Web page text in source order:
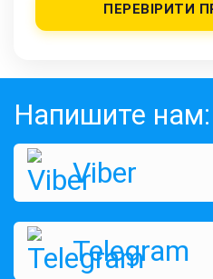
ПЕРЕВІРИТИ
Напишите нам:
Viber
Telegram